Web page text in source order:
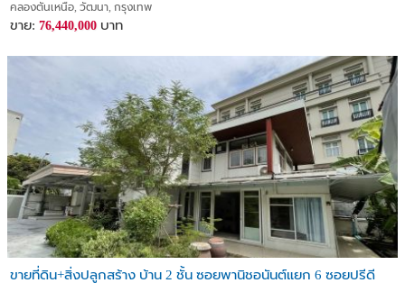
คลองตันเหนือ, วัฒนา, กรุงเทพ
ขาย: 76,440,000 บาท
ขายที่ดิน+สิ่งปลูกสร้าง บ้าน 2 ชั้น ซอยพานิชอนันต์แยก 6 ซอยปรีดี